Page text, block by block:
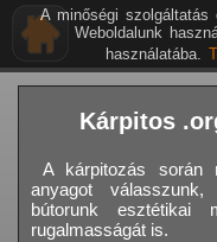
Kárpitos
A kárpitozás során
anyagot
bútorunk esztétikai
rugalmasságát is.
A minőségi szolgáltatás
Weboldalunk
használatába.